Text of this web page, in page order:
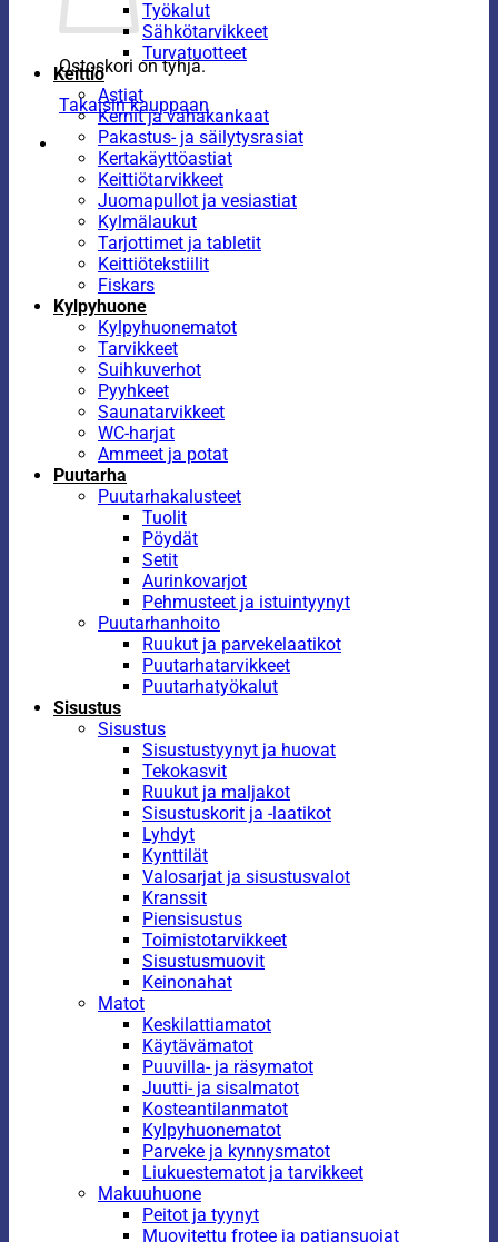
Ostoskori on tyhjä.
Takaisin kauppaan
Työkalut
Sähkötarvikkeet
Turvatuotteet
Keittiö
Astiat
Kernit ja vahakankaat
Pakastus- ja säilytysrasiat
Kertakäyttöastiat
Keittiötarvikkeet
Juomapullot ja vesiastiat
Kylmälaukut
Tarjottimet ja tabletit
Keittiötekstiilit
Fiskars
Kylpyhuone
Kylpyhuonematot
Tarvikkeet
Suihkuverhot
Pyyhkeet
Saunatarvikkeet
WC-harjat
Ammeet ja potat
Puutarha
Puutarhakalusteet
Tuolit
Pöydät
Setit
Aurinkovarjot
Pehmusteet ja istuintyynyt
Puutarhanhoito
Ruukut ja parvekelaatikot
Puutarhatarvikkeet
Puutarhatyökalut
Sisustus
Sisustus
Sisustustyynyt ja huovat
Tekokasvit
Ruukut ja maljakot
Sisustuskorit ja -laatikot
Lyhdyt
Kynttilät
Valosarjat ja sisustusvalot
Kranssit
Piensisustus
Toimistotarvikkeet
Sisustusmuovit
Keinonahat
Matot
Keskilattiamatot
Käytävämatot
Puuvilla- ja räsymatot
Juutti- ja sisalmatot
Kosteantilanmatot
Kylpyhuonematot
Parveke ja kynnysmatot
Liukuestematot ja tarvikkeet
Makuuhuone
Peitot ja tyynyt
Muovitettu frotee ja patjansuojat